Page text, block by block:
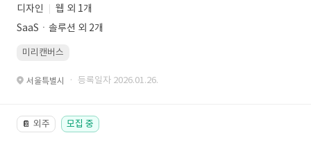
디자인
웹 외 1개
SaaSㆍ솔루션 외 2개
미리캔버스
서울특별시 · 등록일자 2026.01.26.
📔 외주 모집 중